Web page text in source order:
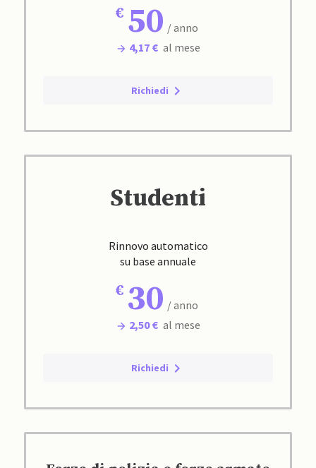
50 / anno
4,17 € al mese
Richiedi
Studenti
Rinnovo automatico
su base annuale
30 / anno
2,50 € al mese
Richiedi